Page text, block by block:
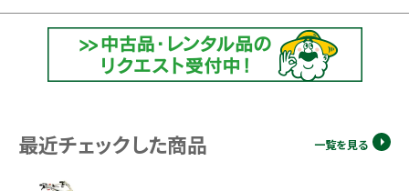
最近チェックした商品 一覧を見る